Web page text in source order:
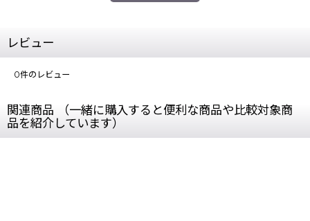
レビュー
0件のレビュー
関連商品 （一緒に購入すると便利な商品や比較対象商
品を紹介しています）